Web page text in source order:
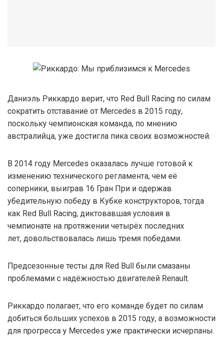
Даниэль Риккардо верит, что Red Bull Racing по силам
сократить отставание от Mercedes в 2015 году,
поскольку чемпионская команда, по мнению
австралийца, уже достигла пика своих возможностей.
В 2014 году Mercedes оказалась лучше готовой к
изменению технического регламента, чем её
соперники, выиграв 16 Гран При и одержав
убедительную победу в Кубке конструкторов, тогда
как Red Bull Racing, диктовавшая условия в
чемпионате на протяжении четырёх последних
лет, довольствовалась лишь тремя победами.
Предсезонные тесты для Red Bull были смазаны
проблемами с надёжностью двигателей Renault.
Риккардо полагает, что его команде будет по силам
добиться больших успехов в 2015 году, а возможности
для прогресса у Mercedes уже практически исчерпаны.